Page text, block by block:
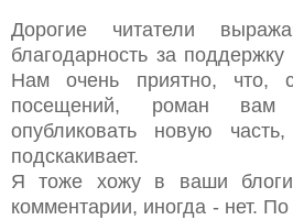
Дорогие читатели
благодарность за поддержку
Нам очень приятно, что,
посещений, роман вам
опубликовать новую
подскакивает.
Я тоже хожу в ваши
комментарии, иногда - нет.